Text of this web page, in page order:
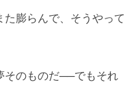
膨らんで、そうやって
そのものだ──でもそれ